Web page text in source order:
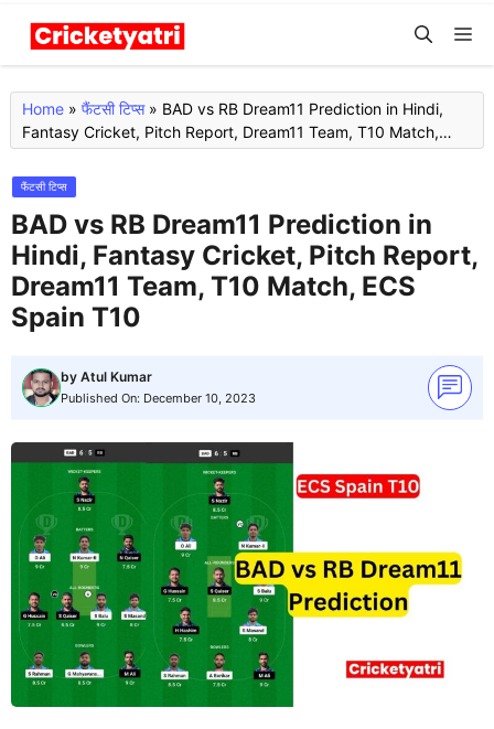
Skip
content
Home » फैंटसी टिप्स» BAD vs RB Dream11 Prediction in Hindi,
Fantasy Cricket, Pitch Report, Dream11 Team, T10 Match,
ECS Spain T10
फैंटसी टिप्स
BAD vs RB Dream11 Prediction in
Hindi, Fantasy Cricket, Pitch Report,
Dream11 Team, T10 Match, ECS
Spain T10
by Atul Kumar
Published On: December 10, 2023